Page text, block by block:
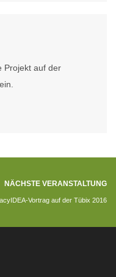
Projekt auf der
NÄCHSTE VERANSTALTUNG
Vortrag auf der Tübix 2016